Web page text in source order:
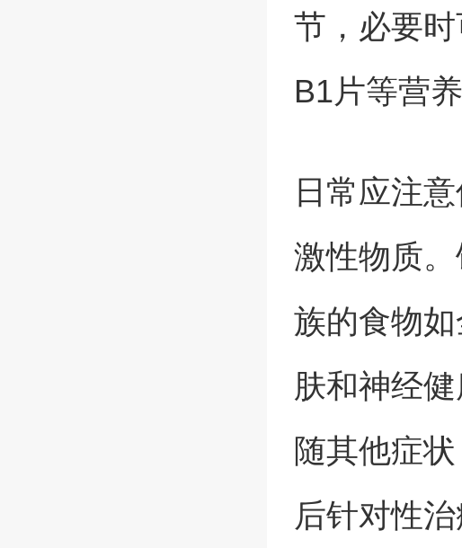
节，必要
B1片等营
日常应注
激性物质
族的食物
肤和神经
随其他症
后针对性